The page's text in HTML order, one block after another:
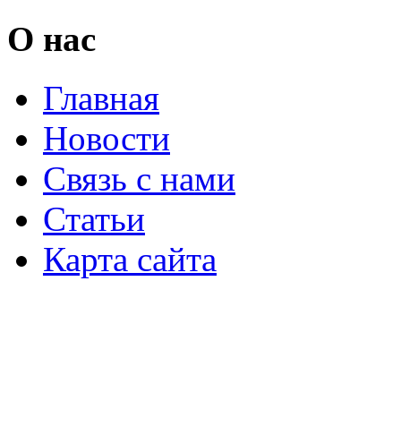
О нас
Главная
Новости
Связь с нами
Статьи
Карта сайта